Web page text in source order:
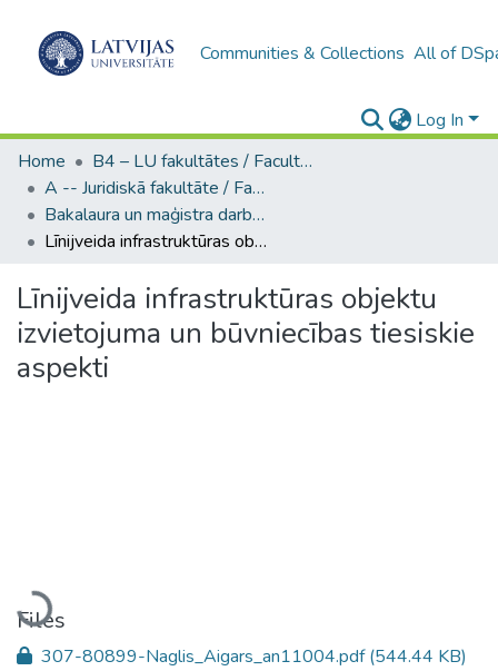
Communities & Collections All of
Log In
Home
B4 – LU fakultātes / Faculties of the UL
A -- Juridiskā fakultāte / Faculty of Law
Bakalaura un maģistra darbi (JF) / Bachelor's and Master's theses
Līnijveida infrastruktūras objektu izvietojuma un būvniecības tiesiskie aspekti
Līnijveida infrastruktūras objektu
izvietojuma un būvniecības tiesiskie
aspekti
Loading...
Files
307-80899-Naglis_Aigars_an11004.pdf(544.44 KB)